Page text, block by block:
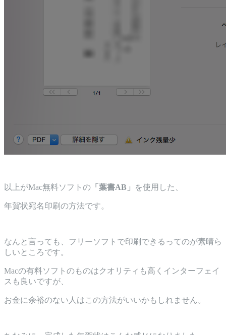
以上がMac無料ソフトの 「葉書AB」 を使用した、
年賀状宛名印刷の方法です。
なんと言っても、フリーソフトで印刷できるってのが素晴ら
しいところです。
Macの有料ソフトのものはクオリティも高くインターフェイ
スも良いですが、
お金に余裕のない人はこの方法がいいかもしれません。